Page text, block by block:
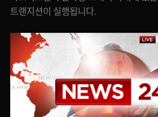
트랜지션이 실행됩니다.